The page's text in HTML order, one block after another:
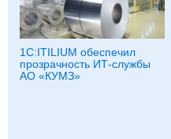
1С:ITILIUM обеспечил
прозрачность ИТ-службы
АО «КУМЗ»